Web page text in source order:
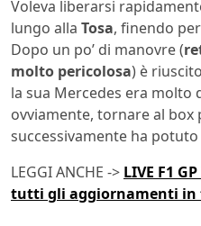
Voleva liberarsi
lungo alla Tosa, finendo
Dopo un po’ di manovre (
molto pericolosa) è
la sua Mercedes era molto
ovviamente, tornare al
successivamente ha
LEGGI ANCHE -> LIVE F1
tutti gli aggiornamenti in